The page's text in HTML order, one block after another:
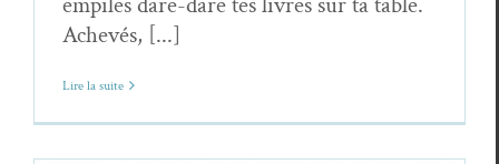
Achevés, [...]
Lire la suite